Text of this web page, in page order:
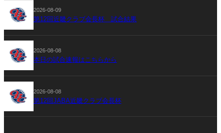
2026-08-09
第12回近畿クラブ会長杯 試合結果
2026-08-08
本日の試合速報はこちらから
2026-08-08
第12回JABA近畿クラブ会長杯